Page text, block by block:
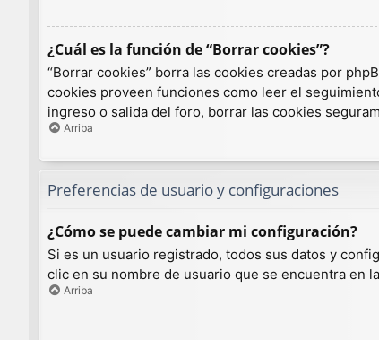
¿Cuál es la función de “Borrar cookies”?
“Borrar cookies” borra las cookies creadas por
cookies proveen funciones como leer el
ingreso o salida del foro, borrar las cookies
Arriba
Preferencias de usuario y configuraciones
¿Cómo se puede cambiar mi configuración?
Si es un usuario registrado, todos sus datos y
clic en su nombre de usuario que se encuentra en
Arriba